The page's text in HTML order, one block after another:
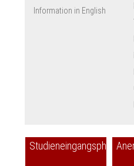
Information in English
Studieneingangsphase